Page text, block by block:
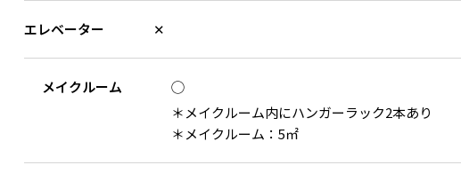
エレベーター ✕
メイクルーム
◯
＊メイクルーム内にハンガーラック2本あり
＊メイクルーム：5㎡